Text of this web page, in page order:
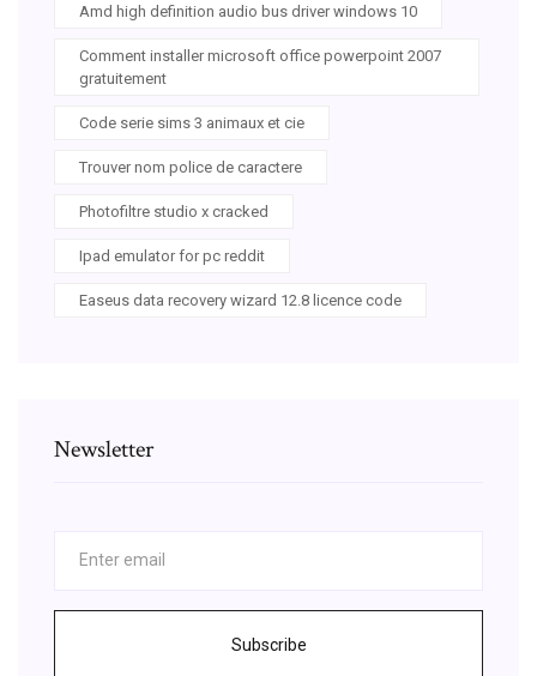
Amd high definition audio bus driver windows 10
Comment installer microsoft office powerpoint 2007
gratuitement
Code serie sims 3 animaux et cie
Trouver nom police de caractere
Photofiltre studio x cracked
Ipad emulator for pc reddit
Easeus data recovery wizard 12.8 licence code
Newsletter
Subscribe